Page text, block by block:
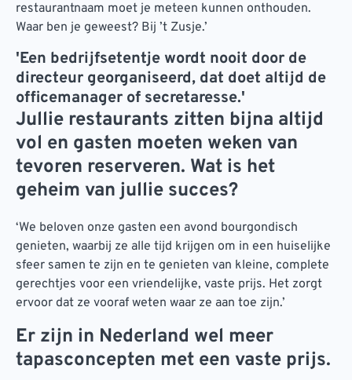
restaurantnaam moet je meteen kunnen onthouden.
Waar ben je geweest? Bij ’t Zusje.’
'Een bedrijfsetentje wordt nooit door de
directeur georganiseerd, dat doet altijd de
officemanager of secretaresse.'
Jullie restaurants zitten bijna altijd
vol en gasten moeten weken van
tevoren reserveren. Wat is het
geheim van jullie succes?
‘We beloven onze gasten een avond bourgondisch
genieten, waarbij ze alle tijd krijgen om in een huiselijke
sfeer samen te zijn en te genieten van kleine, complete
gerechtjes voor een vriendelijke, vaste prijs. Het zorgt
ervoor dat ze vooraf weten waar ze aan toe zijn.’
Er zijn in Nederland wel meer
tapasconcepten met een vaste prijs.